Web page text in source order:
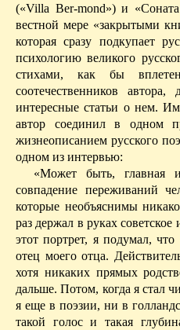
(«Villa Ber-mond») и
вестной мере «закрытыми
которая сразу подкупает
психологию великого
стихами, как бы
соотечественников
интересные статьи о нем.
автор соединил в одном
жизнеописанием русского
одном из интервью:
«Может быть, главная
совпадение переживаний
которые необъяснимы
раз держал в руках
этот портрет, я подумал,
отец моего отца.
хотя никаких прямых
дальше.Потом, когда я стал
я еще в поэзии, ни в
такой голос и такая